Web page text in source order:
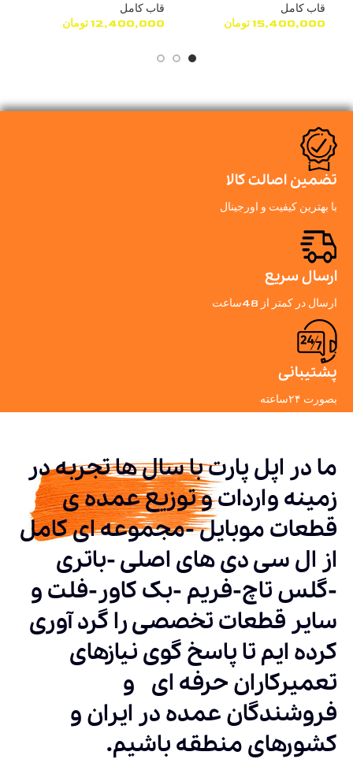
قاب کامل
15,400,000تومان
قاب کامل
12,400,000تومان
تضمین اصالت کالا
با بهترین کیفیت و اورجینال
ارسال سریع
ارسال در کمتر از 48ساعت
پشتیبانی
بصورت ۲۴ساعته
ما در اپل پارت با سال ها تجربه در
زمینه واردات و توزیع عمده ی
قطعات موبایل -مجموعه ای کامل
از ال سی دی های اصلی -باتری
-گلس تاچ-فریم -بک کاور-فلت و
سایر قطعات تخصصی را گرد آوری
کرده ایم تا پاسخ گوی نیازهای
تعمیرکاران حرفه ای و
فروشندگان عمده در ایران و
کشورهای منطقه باشیم.